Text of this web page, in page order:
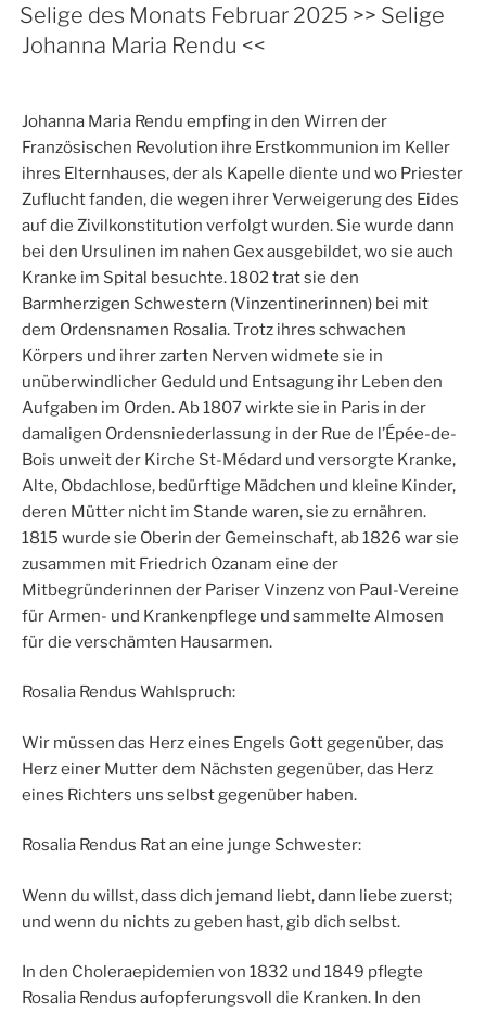
e
b
k
t
t
t
s
p
i
l
l
e
Selige des Monats Februar 2025 >> Selige
Johanna Maria Rendu <<
Johanna Maria Rendu empfing in den Wirren der
Französischen Revolution ihre Erstkommunion im Keller
ihres Elternhauses, der als Kapelle diente und wo Priester
Zuflucht fanden, die wegen ihrer Verweigerung des Eides
auf die Zivilkonstitution verfolgt wurden. Sie wurde dann
bei den Ursulinen im nahen Gex ausgebildet, wo sie auch
Kranke im Spital besuchte. 1802 trat sie den
Barmherzigen Schwestern (Vinzentinerinnen) bei mit
dem Ordensnamen Rosalia. Trotz ihres schwachen
Körpers und ihrer zarten Nerven widmete sie in
unüberwindlicher Geduld und Entsagung ihr Leben den
Aufgaben im Orden. Ab 1807 wirkte sie in Paris in der
damaligen Ordensniederlassung in der Rue de l’Épée-de-
Bois unweit der Kirche St-Médard und versorgte Kranke,
Alte, Obdachlose, bedürftige Mädchen und kleine Kinder,
deren Mütter nicht im Stande waren, sie zu ernähren.
1815 wurde sie Oberin der Gemeinschaft, ab 1826 war sie
zusammen mit Friedrich Ozanam eine der
Mitbegründerinnen der Pariser Vinzenz von Paul-Vereine
für Armen- und Krankenpflege und sammelte Almosen
für die verschämten Hausarmen.
Rosalia Rendus Wahlspruch:
Wir müssen das Herz eines Engels Gott gegenüber, das
Herz einer Mutter dem Nächsten gegenüber, das Herz
eines Richters uns selbst gegenüber haben.
Rosalia Rendus Rat an eine junge Schwester:
Wenn du willst, dass dich jemand liebt, dann liebe zuerst;
und wenn du nichts zu geben hast, gib dich selbst.
In den Choleraepidemien von 1832 und 1849 pflegte
Rosalia Rendus aufopferungsvoll die Kranken. In den